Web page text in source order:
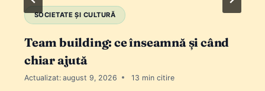
SOCIETATE ȘI CULTURĂ
Team building: ce înseamnă și când
chiar ajută
Actualizat: august 9, 2026 13